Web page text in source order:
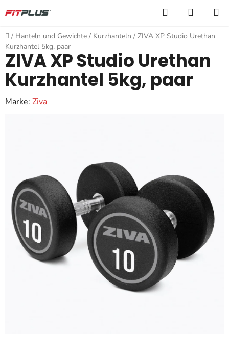
Inhalt
springen
Suchen
Startseite
/ Hanteln und Gewichte / Kurzhanteln / ZIVA XP Studio Urethan
Kurzhantel 5kg, paar
ZIVA XP Studio Urethan
Kurzhantel 5kg, paar
Marke: Ziva